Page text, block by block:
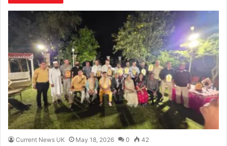
Current News UK May 18, 2026 0 42